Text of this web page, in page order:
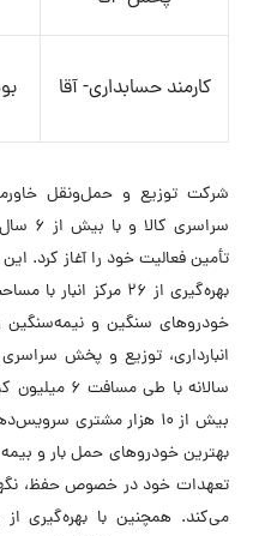
کارمند حسابداری- آقا
شرکت توزیع و حمل‌ونقل
تأمین فعالیت خود را آغاز کرد.
انبارداری، توزیع و پخش
سالانه با طی
بیش از 10 هزار مشتری
بهترین خودروهای حمل بار و
تعهدات خود در خصوص حفظ،
می‌کند. همچنین با بهره‌گیری